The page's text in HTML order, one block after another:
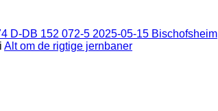
D-DB 152 072-5 2025-05-15 Bischofsheim
Alt om de rigtige jernbaner